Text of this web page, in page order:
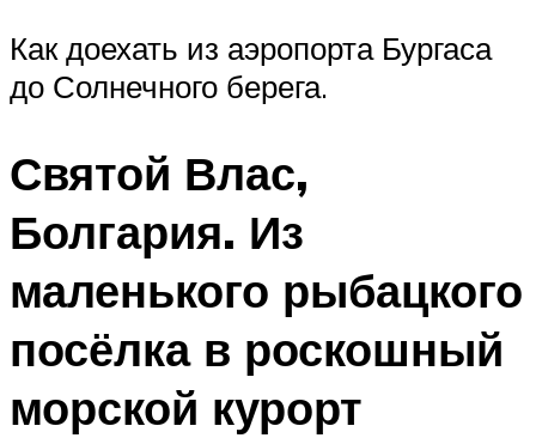
Как доехать из аэропорта Бургаса
до Солнечного берега.
Святой Влас,
Болгария. Из
маленького рыбацкого
посёлка в роскошный
морской курорт